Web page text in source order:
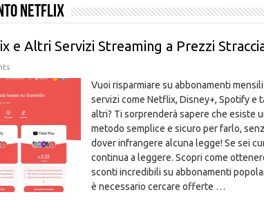
netflix
e Altri Servizi Streaming a Prezzi
Vuoi risparmiare su abbonamenti mensili
servizi come Netflix, Disney+, Spotify e
altri? Ti sorprenderà sapere che esiste
metodo semplice e sicuro per farlo,
dover infrangere alcuna legge! Se sei
continua a leggere. Scopri come
sconti incredibili su abbonamenti
è necessario cercare offerte …